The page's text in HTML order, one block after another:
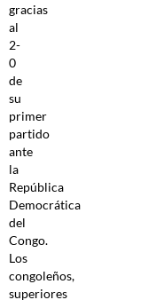
gracias
al
2-
0
de
su
primer
partido
ante
la
República
Democrática
del
Congo.
Los
congoleños,
superiores